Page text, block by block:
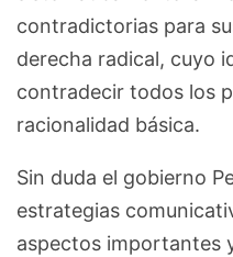
contradictorias para
derecha radical, cuyo
contradecir todos los
racionalidad básica.
Sin duda el gobierno
estrategias
aspectos importantes